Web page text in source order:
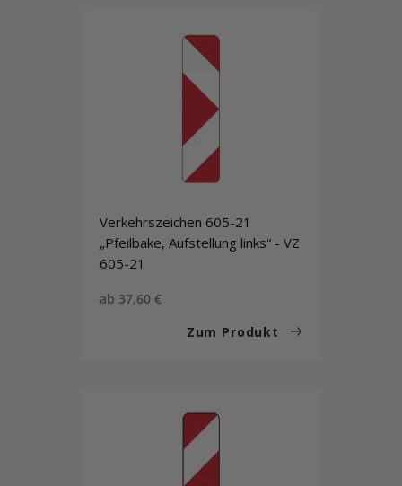
Verkehrszeichen 605-21
„Pfeilbake, Aufstellung links“ - VZ
605-21
Sonderpreis
ab 37,60 €
Zum Produkt